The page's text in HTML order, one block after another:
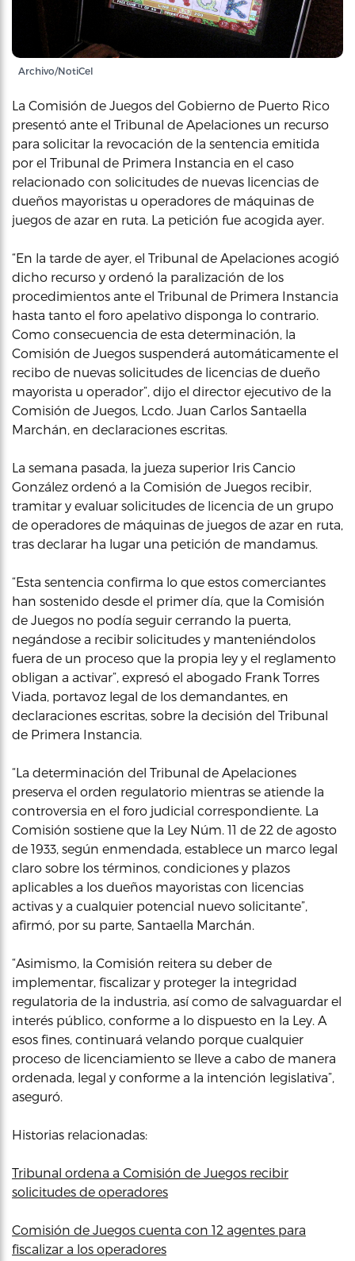
Archivo/NotiCel
La Comisión de Juegos del Gobierno de Puerto Rico
presentó ante el Tribunal de Apelaciones un recurso
para solicitar la revocación de la sentencia emitida
por el Tribunal de Primera Instancia en el caso
relacionado con solicitudes de nuevas licencias de
dueños mayoristas u operadores de máquinas de
juegos de azar en ruta. La petición fue acogida ayer.
“En la tarde de ayer, el Tribunal de Apelaciones acogió
dicho recurso y ordenó la paralización de los
procedimientos ante el Tribunal de Primera Instancia
hasta tanto el foro apelativo disponga lo contrario.
Como consecuencia de esta determinación, la
Comisión de Juegos suspenderá automáticamente el
recibo de nuevas solicitudes de licencias de dueño
mayorista u operador”, dijo el director ejecutivo de la
Comisión de Juegos, Lcdo. Juan Carlos Santaella
Marchán, en declaraciones escritas.
La semana pasada, la jueza superior Iris Cancio
González ordenó a la Comisión de Juegos recibir,
tramitar y evaluar solicitudes de licencia de un grupo
de operadores de máquinas de juegos de azar en ruta,
tras declarar ha lugar una petición de mandamus.
“Esta sentencia confirma lo que estos comerciantes
han sostenido desde el primer día, que la Comisión
de Juegos no podía seguir cerrando la puerta,
negándose a recibir solicitudes y manteniéndolos
fuera de un proceso que la propia ley y el reglamento
obligan a activar”, expresó el abogado Frank Torres
Viada, portavoz legal de los demandantes, en
declaraciones escritas, sobre la decisión del Tribunal
de Primera Instancia.
“La determinación del Tribunal de Apelaciones
preserva el orden regulatorio mientras se atiende la
controversia en el foro judicial correspondiente. La
Comisión sostiene que la Ley Núm. 11 de 22 de agosto
de 1933, según enmendada, establece un marco legal
claro sobre los términos, condiciones y plazos
aplicables a los dueños mayoristas con licencias
activas y a cualquier potencial nuevo solicitante”,
afirmó, por su parte, Santaella Marchán.
“Asimismo, la Comisión reitera su deber de
implementar, fiscalizar y proteger la integridad
regulatoria de la industria, así como de salvaguardar el
interés público, conforme a lo dispuesto en la Ley. A
esos fines, continuará velando porque cualquier
proceso de licenciamiento se lleve a cabo de manera
ordenada, legal y conforme a la intención legislativa”,
aseguró.
Historias relacionadas:
Tribunal ordena a Comisión de Juegos recibir
solicitudes de operadores
Comisión de Juegos cuenta con 12 agentes para
fiscalizar a los operadores